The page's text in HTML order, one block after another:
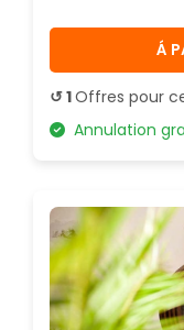
Á
↺ 1Offres pour
Annulation